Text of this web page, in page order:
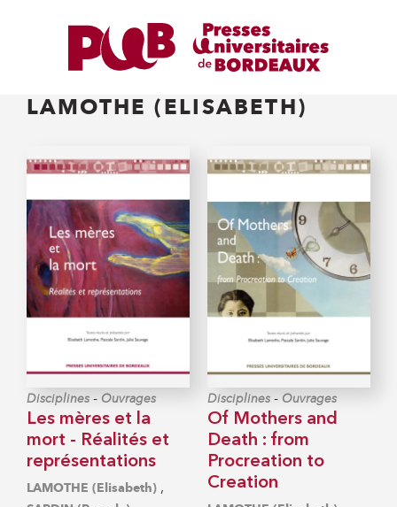
LAMOTHE (ELISABETH)
Disciplines - Ouvrages
Les mères et la
mort - Réalités et
représentations
LAMOTHE (Elisabeth) ,
Disciplines - Ouvrages
Of Mothers and
Death : from
Procreation to
Creation